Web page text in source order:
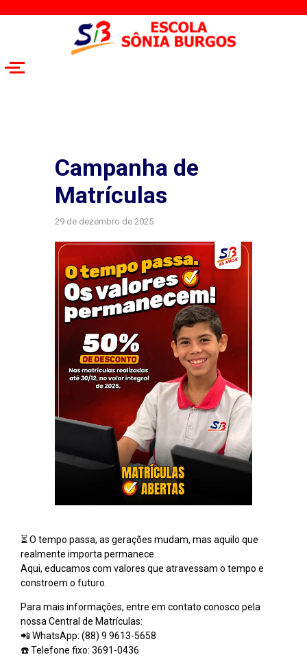
Campanha de
Matrículas
29 de dezembro de 2025
⏳ O tempo passa, as gerações mudam, mas aquilo que
realmente importa permanece.
Aqui, educamos com valores que atravessam o tempo e
constroem o futuro.
Para mais informações, entre em contato conosco pela
nossa Central de Matrículas:
📲 WhatsApp: (88) 9 9613-5658
☎️ Telefone fixo: 3691-0436